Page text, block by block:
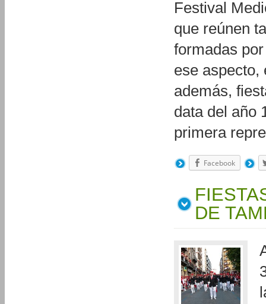
Festival
que reúnen
formadas
ese aspecto,
además,
data del año
primera
Facebook
DE